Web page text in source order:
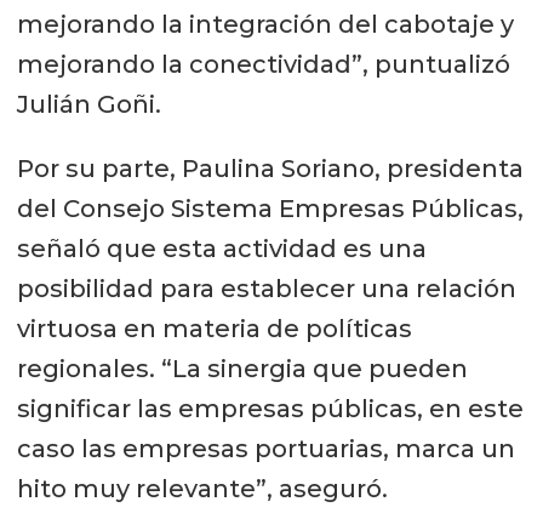
mejorando la integración del cabotaje y
mejorando la conectividad”, puntualizó
Julián Goñi.
Por su parte, Paulina Soriano, presidenta
del Consejo Sistema Empresas Públicas,
señaló que esta actividad es una
posibilidad para establecer una relación
virtuosa en materia de políticas
regionales. “La sinergia que pueden
significar las empresas públicas, en este
caso las empresas portuarias, marca un
hito muy relevante”, aseguró.